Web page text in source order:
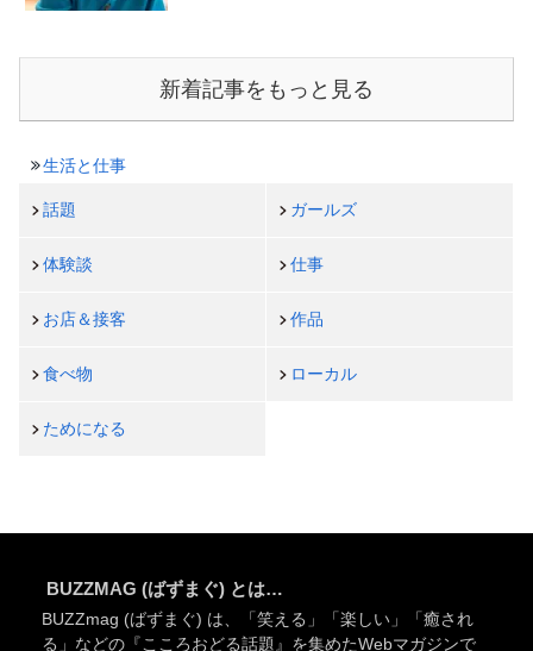
新着記事をもっと見る
生活と仕事
話題 ガールズ
体験談 仕事
お店＆接客 作品
食べ物 ローカル
ためになる
BUZZMAG (ばずまぐ) とは…
BUZZmag (ばずまぐ) は、「笑える」「楽しい」「癒され
る」などの『こころおどる話題』を集めたWebマガジンで